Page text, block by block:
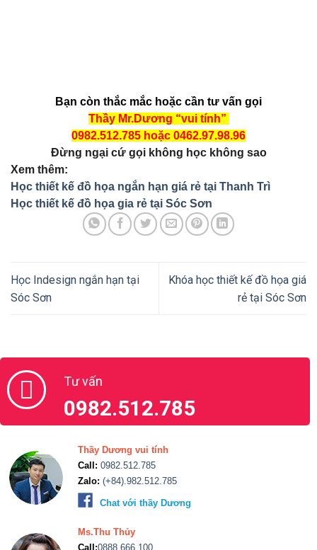
Bạn còn thắc mắc hoặc cần tư vấn gọi
Thầy Mr.Dương “vui tính”
0982.512.785 hoặc 0462.97.98.96
Đừng ngại cứ gọi không học không sao
Xem thêm:
Học thiết kế đồ họa ngắn hạn giá rẻ tại Thanh Trì
Học thiết kế đồ họa gia rẻ tại Sóc Sơn
Học Indesign ngắn hạn tại
Sóc Sơn
Khóa học thiết kế đồ họa giá
rẻ tại Sóc Sơn
Tư vấn
0982.512.785
Thầy Dương vui tính
Call: 0982.512.785
Zalo: (+84).982.512.785
Chat với thầy Dương
Ms.Thu Thủy
Call:0888.666.100